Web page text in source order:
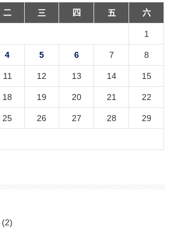
二 三 四 五 六
1
4 5 6 7 8
11 12 13 14 15
18 19 20 21 22
25 26 27 28 29
(2)